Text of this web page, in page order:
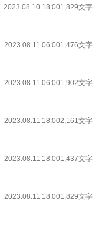
2023.08.10 18:001,829文字
2023.08.11 06:001,476文字
2023.08.11 06:001,902文字
2023.08.11 18:002,161文字
2023.08.11 18:001,437文字
2023.08.11 18:001,829文字